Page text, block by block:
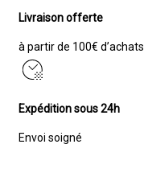
VAHINE
CERES
GREEN
Livraison offerte
à partir de 100€ d’achats
Expédition sous 24h
Envoi soigné